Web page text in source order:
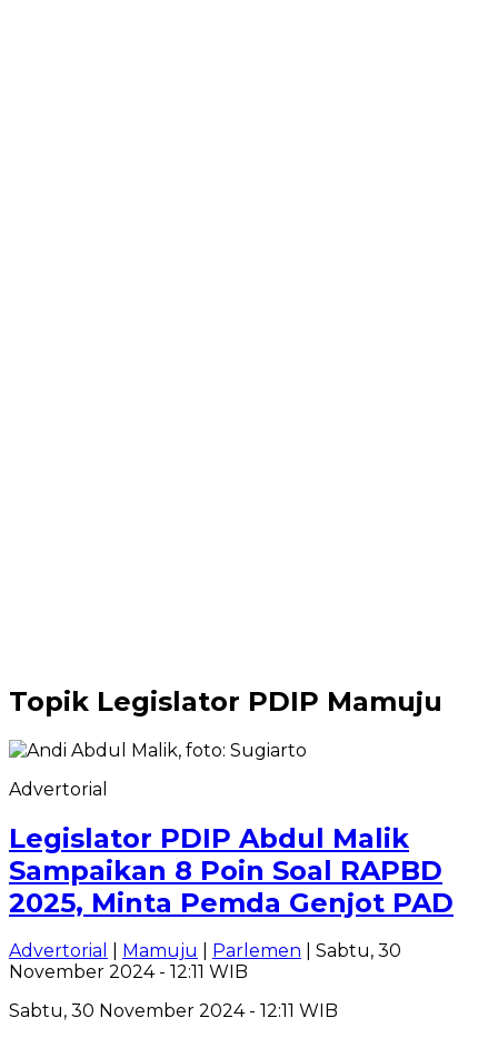
Topik Legislator PDIP Mamuju
Advertorial
Legislator PDIP Abdul Malik
Sampaikan 8 Poin Soal RAPBD
2025, Minta Pemda Genjot PAD
Advertorial Mamuju Parlemen | Sabtu, 30
November 2024 - 12:11 WIB
Sabtu, 30 November 2024 - 12:11 WIB